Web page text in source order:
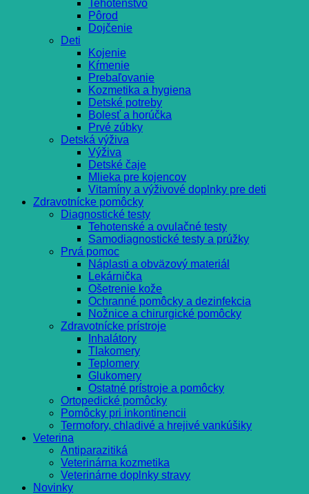
Tehotenstvo
Pôrod
Dojčenie
Deti
Kojenie
Kŕmenie
Prebaľovanie
Kozmetika a hygiena
Detské potreby
Bolesť a horúčka
Prvé zúbky
Detská výživa
Výživa
Detské čaje
Mlieka pre kojencov
Vitamíny a výživové doplnky pre deti
Zdravotnícke pomôcky
Diagnostické testy
Tehotenské a ovulačné testy
Samodiagnostické testy a prúžky
Prvá pomoc
Náplasti a obväzový materiál
Lekárnička
Ošetrenie kože
Ochranné pomôcky a dezinfekcia
Nožnice a chirurgické pomôcky
Zdravotnícke prístroje
Inhalátory
Tlakomery
Teplomery
Glukomery
Ostatné prístroje a pomôcky
Ortopedické pomôcky
Pomôcky pri inkontinencii
Termofory, chladivé a hrejivé vankúšiky
Veterina
Antiparazitiká
Veterinárna kozmetika
Veterinárne doplnky stravy
Novinky